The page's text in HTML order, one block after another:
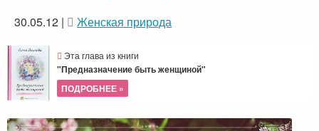
30.05.12 | Женская природа
Эта глава из книги
"Предназначение быть женщиной"
ПОДРОБНЕЕ »